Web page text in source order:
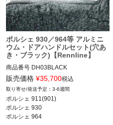
ポルシェ 930／964等 アルミニ
ウム・ドアハンドルセット(穴あ
き・ブラック)【Rennline】
商品番号 DH03BLACK
12REN：DH03 BLACK
ポルシェ 911(901) 65-77
ポルシェ 930 75-89
ポルシェ 964 89-94
販売価格 ¥35,700税込
3-6週間
ポルシェ 911(901)
ポルシェ 930
ポルシェ 964